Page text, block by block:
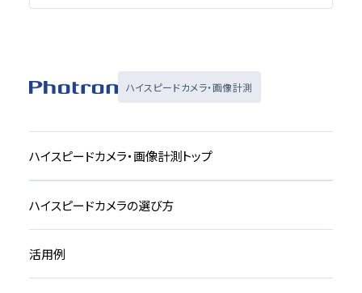
ハイスピードカメラ・画像計測
ハイスピードカメラ・画像計測トップ
ハイスピードカメラの選び方
活用例